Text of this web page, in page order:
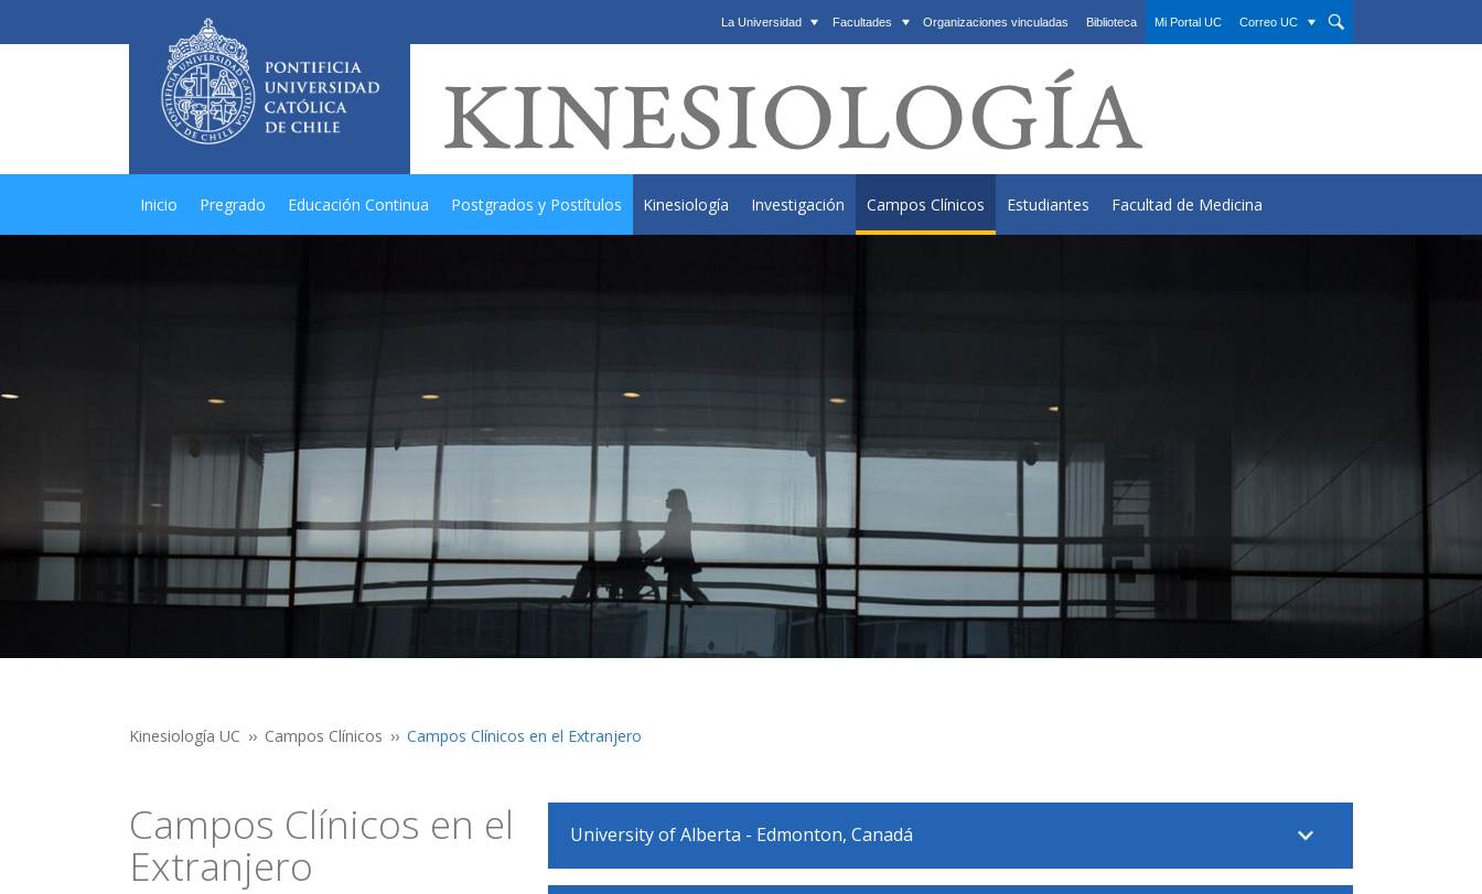
La Universidad Facultades Organizaciones vinculadas Biblioteca Mi Portal UC Correo UC
Inicio Pregrado Educación Continua Postgrados y Postítulos Kinesiología Investigación Campos Clínicos Estudiantes Facultad de Medicina
Kinesiología UC Campos Clínicos Campos Clínicos en el Extranjero
Campos Clínicos en el
Extranjero
University of Alberta - Edmonton, Canadá